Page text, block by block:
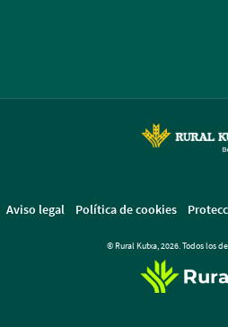
Aviso legal Política de cookies
© Rural Kutxa, 2026. Todos los